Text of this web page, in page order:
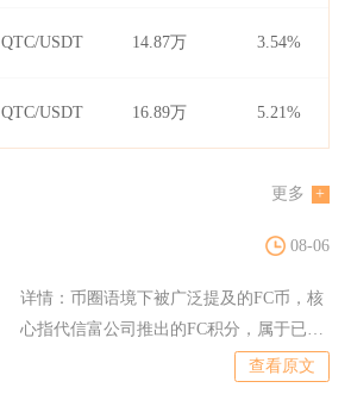
QTC/USDT 14.87万 3.54%
QTC/USDT 16.89万 5.21%
更多
08-06
详情： 币圈语境下被广泛提及的FC币，核
心指代信富公司推出的FC积分，属于已经
查看原文